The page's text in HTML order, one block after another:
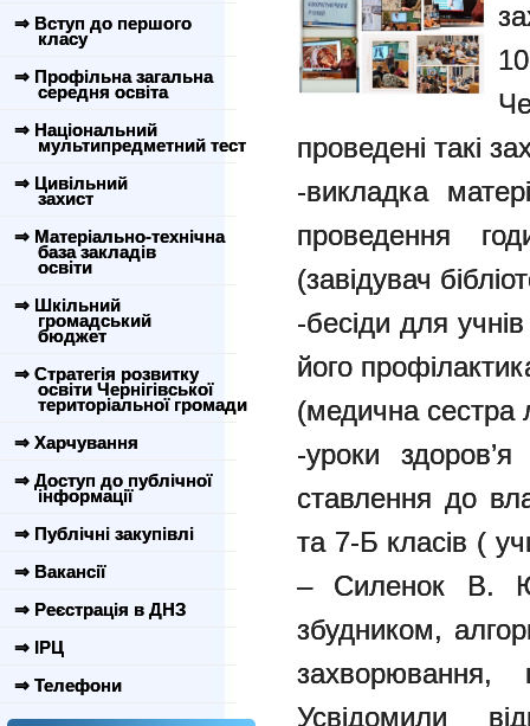
⇒ Вступ до першого
класу
⇒ Профільна загальна
середня освіта
⇒ Національний
мультипредметний тест
⇒ Цивільний
захист
⇒ Матеріально-технічна
база закладів
освіти
⇒ Шкільний
громадський
бюджет
⇒ Стратегія розвитку
освіти Чернігівської
територіальної громади
⇒ Харчування
⇒ Доступ до публічної
інформації
⇒ Публічні закупівлі
⇒ Вакансії
⇒ Реєстрація в ДНЗ
⇒ ІРЦ
⇒ Телефони
проведені такі
-викладка
проведення
(завідувач
-бесіди для
його
(медична сестра
-уроки
ставлення до
та 7-Б класів (
– Силенок В.
збудником,
захворювання,
Усвідомили